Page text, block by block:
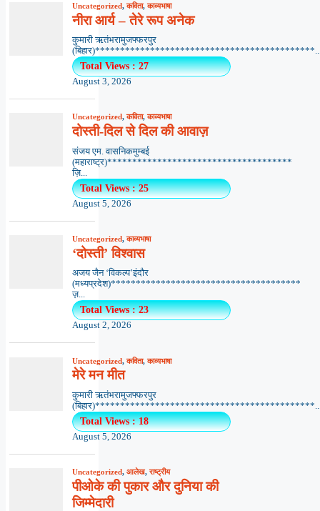
Uncategorized,कविता,काव्यभाषा
नीरा आर्य – तेरे रूप अनेक
कुमारी ऋतंभरामुजफ्फरपुर
Total Views : 27
August 3, 2026
Uncategorized,कविता,काव्यभाषा
दोस्ती-दिल से दिल की आवाज़
संजय एम. वासनिकमुम्बई
(महाराष्ट्र)*************************************
ज़ि...
Total Views : 25
August 5, 2026
Uncategorized,काव्यभाषा
‘दोस्ती’ विश्वास
अजय जैन ‘विकल्प’इंदौर
(मध्यप्रदेश)**************************************
ज़...
Total Views : 23
August 2, 2026
Uncategorized,कविता,काव्यभाषा
मेरे मन मीत
कुमारी ऋतंभरामुजफ्फरपुर
Total Views : 18
August 5, 2026
Uncategorized, आलेख,राष्ट्रीय
पीओके की पुकार और दुनिया की
जिम्मेदारी